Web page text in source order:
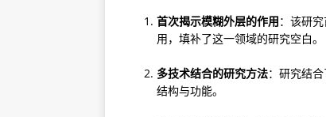
首次揭示模糊外层的作用：该研
用，填补了这一领域的研究空白。
多技术结合的研究方法：研究结
结构与功能。